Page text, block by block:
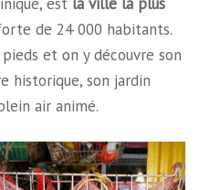
de 24 000 habitants.
et on y découvre son
historique, son jardin
air animé.